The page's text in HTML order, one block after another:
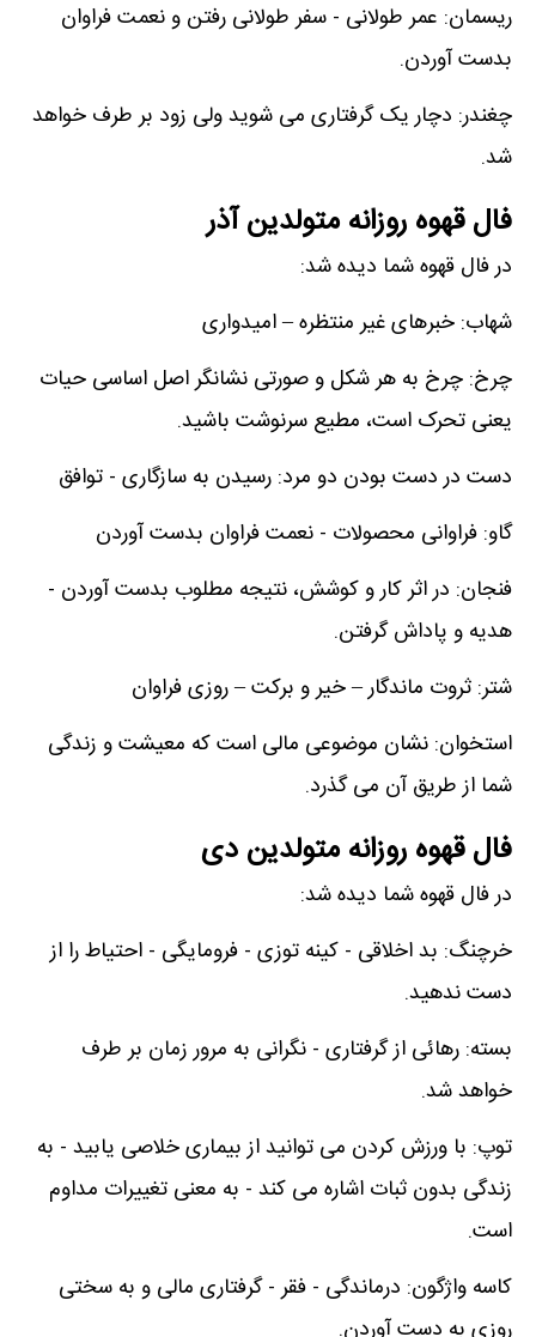
ریسمان: عمر طولانی - سفر طولانی رفتن و نعمت فراوان
بدست آوردن.
چغندر: دچار یک گرفتاری می شوید ولی زود بر طرف خواهد
شد.
فال قهوه روزانه متولدین آذر
در فال قهوه شما دیده شد:
شهاب: خبرهای غیر منتظره – امیدواری
چرخ: چرخ به هر شکل و صورتی نشانگر اصل اساسی حیات
یعنی تحرک است، مطیع سرنوشت باشید.
دست در دست بودن دو مرد: رسیدن به سازگاری - توافق
گاو: فراوانی محصولات - نعمت فراوان بدست آوردن
فنجان: در اثر کار و کوشش، نتیجه مطلوب بدست آوردن -
هدیه و پاداش گرفتن.
شتر: ثروت ماندگار – خیر و برکت – روزی فراوان
استخوان: نشان موضوعی مالی است که معیشت و زندگی
شما از طریق آن می گذرد.
فال قهوه روزانه متولدین دی
در فال قهوه شما دیده شد:
خرچنگ: بد اخلاقی - کینه توزی - فرومایگی - احتیاط را از
دست ندهید.
بسته: رهائی از گرفتاری - نگرانی به مرور زمان بر طرف
خواهد شد.
توپ: با ورزش کردن می توانید از بیماری خلاصی یابید - به
زندگی بدون ثبات اشاره می کند - به معنی تغییرات مداوم
است.
کاسه واژگون: درماندگی - فقر - گرفتاری مالی و به سختی